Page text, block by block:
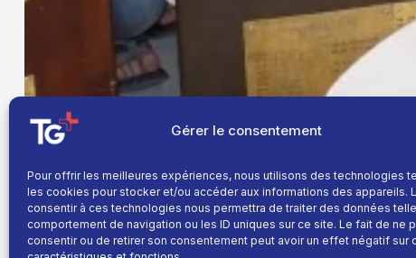
Gérer le consentement
Pour offrir les meilleures expériences, nous utilisons des technologies
les cookies pour stocker et/ou accéder aux informations des appareils.
consentir à ces technologies nous permettra de traiter des données
comportement de navigation ou les ID uniques sur ce site. Le fait de ne
consentir ou de retirer son consentement peut avoir un effet négatif sur